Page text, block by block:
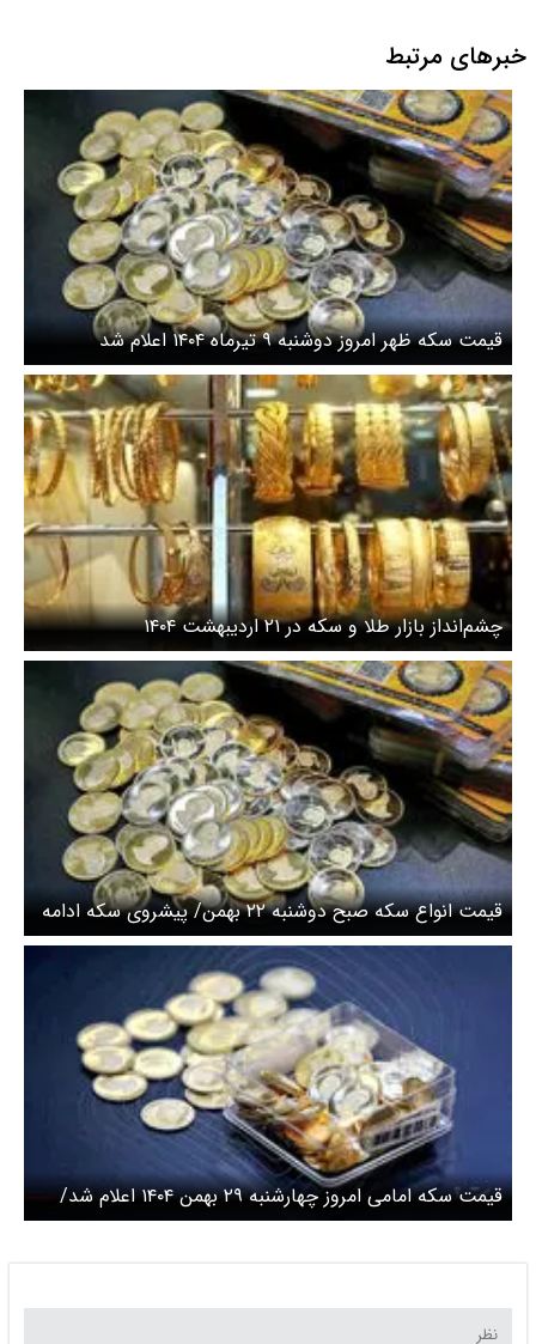
خبرهای مرتبط
قیمت سکه ظهر امروز دوشنبه ۹ تیرماه ۱۴۰۴ اعلام شد
چشم‌انداز بازار طلا و سکه در ۲۱ اردیبهشت ۱۴۰۴
قیمت انواع سکه صبح دوشنبه ۲۲ بهمن/ پیشروی سکه ادامه
دارد
قیمت سکه امامی امروز چهارشنبه ۲۹ بهمن ۱۴۰۴ اعلام شد/
سکه دوباره صعودی شد